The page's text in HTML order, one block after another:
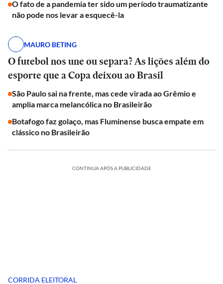
O fato de a pandemia ter sido um período traumatizante
não pode nos levar a esquecê-la
MAURO BETING
O futebol nos une ou separa? As lições além do
esporte que a Copa deixou ao Brasil
São Paulo sai na frente, mas cede virada ao Grêmio e
amplia marca melancólica no Brasileirão
Botafogo faz golaço, mas Fluminense busca empate em
clássico no Brasileirão
CONTINUA APÓS A PUBLICIDADE
CORRIDA ELEITORAL